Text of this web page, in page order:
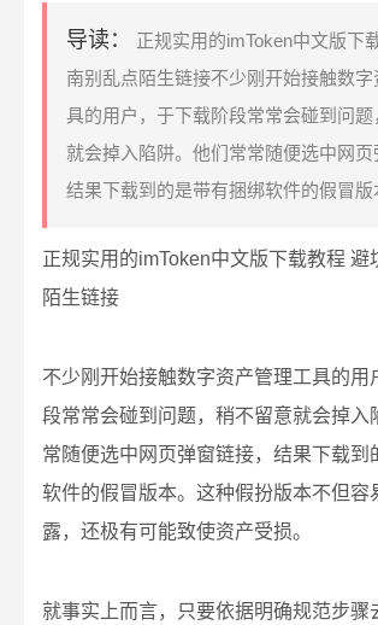
导读：
正规实用的imToken中文版下
南别乱点陌生链接不少刚开始接触数字
具的用户，于下载阶段常常会碰到问题
就会掉入陷阱。他们常常随便选中网页
结果下载到的是带有捆绑软件的假冒版
正规实用的imToken中文版下载教程 避
陌生链接
不少刚开始接触数字资产管理工具的用
段常常会碰到问题，稍不留意就会掉入
常随便选中网页弹窗链接，结果下载到
软件的假冒版本。这种假扮版本不但容
露，还极有可能致使资产受损。
就事实上而言，只要依据明确规范步骤